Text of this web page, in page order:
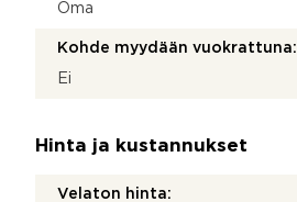
Oma
Kohde myydään vuokrattuna:
Ei
Hinta ja kustannukset
Velaton hinta: